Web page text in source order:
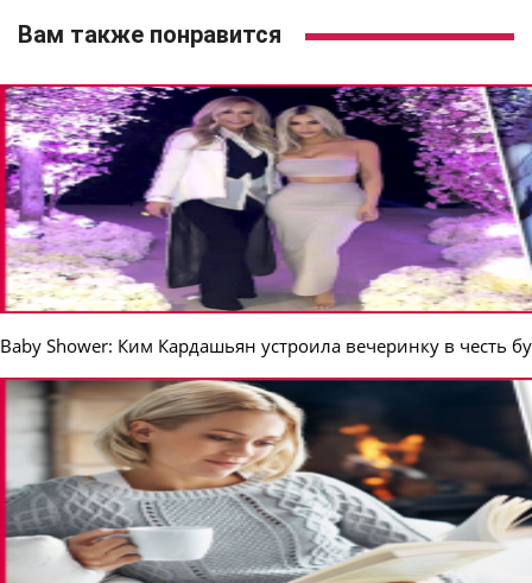
Вам также понравится
Вaby Shower: Ким Кардашьян устроила вечеринку в честь